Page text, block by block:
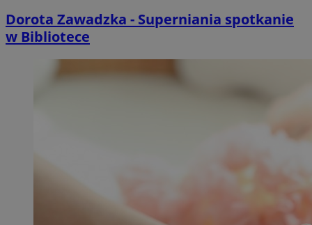
Dorota Zawadzka - Superniania spotkanie
w Bibliotece